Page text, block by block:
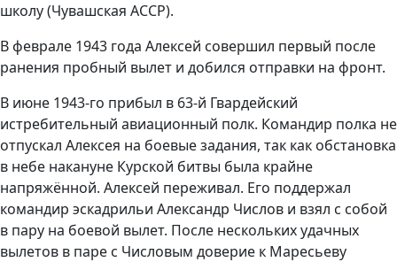
школу (Чувашская АССР).
В феврале 1943 года Алексей совершил первый после
ранения пробный вылет и добился отправки на фронт.
В июне 1943-го прибыл в 63-й Гвардейский
истребительный авиационный полк. Командир полка не
отпускал Алексея на боевые задания, так как обстановка
в небе накануне Курской битвы была крайне
напряжённой. Алексей переживал. Его поддержал
командир эскадрильи Александр Числов и взял с собой
в пару на боевой вылет. После нескольких удачных
вылетов в паре с Числовым доверие к Маресьеву